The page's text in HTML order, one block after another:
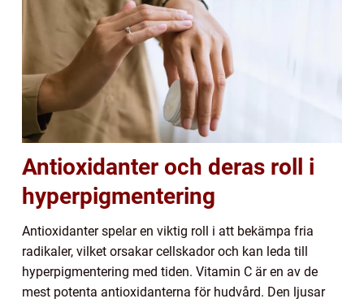
Antioxidanter och deras roll i
hyperpigmentering
Antioxidanter spelar en viktig roll i att bekämpa fria
radikaler, vilket orsakar cellskador och kan leda till
hyperpigmentering med tiden. Vitamin C är en av de
mest potenta antioxidanterna för hudvård. Den ljusar